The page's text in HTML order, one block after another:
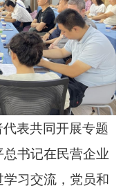
表共同开展专题
书记在民营企业
学习交流 ，党员和